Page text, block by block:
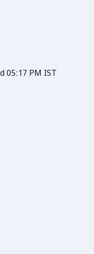
05:17 PM IST